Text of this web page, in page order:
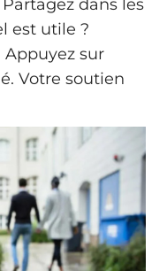
dans les
est utile ?
Appuyez sur
Votre soutien